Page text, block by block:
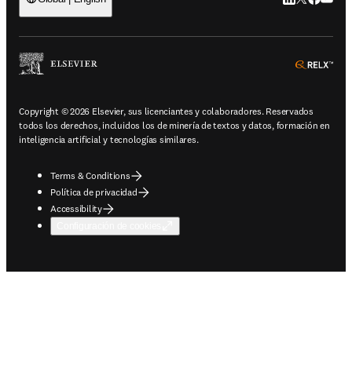
Copyright © 2026 Elsevier, sus licenciantes y colaboradores. Reservados
todos los derechos, incluidos los de minería de textos y datos, formación en
inteligencia artificial y tecnologías similares.
Terms & Conditions
Política de privacidad
Accessibility